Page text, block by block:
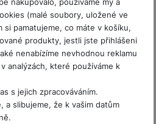
nakupovalo, používáme my a
(malé soubory, uložené ve
si pamatujeme, co máte v košíku,
produkty, jestli jste přihlášeni
nenabízíme nevhodnou reklamu
analýzách, které používáme k
s jejich zpracováváním.
a slibujeme, že k vašim datům
DK
8382
TD SYNNEX Czech
Líbalova